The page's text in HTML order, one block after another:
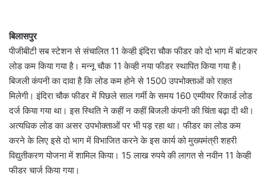
बिलासपुर
पीजीबीटी सब स्टेशन से संचालित 11 केव्ही इंदिरा चौक फीडर को दो भाग में बांटकर
लोड कम किया गया है। मन्नू चौक 11 केव्ही नया फीडर स्थापित किया गया है।
बिजली कंपनी का दावा है कि लोड कम होने से 1500 उपभोक्ताओं को राहत
मिलेगी। इंदिरा चौक फीडर में पिछले साल गर्मी के समय 160 एम्पीयर रिकार्ड लोड
दर्ज किया गया था। इस स्थिति ने कहीं न कहीं बिजली कंपनी की चिंता बढ़ा दी थी।
अत्यधिक लोड का असर उपभोक्ताओं पर भी पड़ रहा था। फीडर का लोड कम
करने के लिए इसे दो भाग में विभाजित करने के इस कार्य को मुख्यमंत्री शहरी
विद्युतीकरण योजना में शामिल किया। 15 लाख रुपये की लागत से नवीन 11 केव्ही
फीडर चार्ज किया गया।